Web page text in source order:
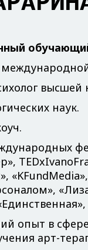
высшей
наук.
опыт в
арт-